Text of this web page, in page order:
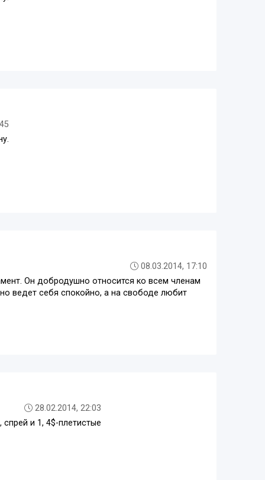
08.03.2014, 17:10
Он добродушно относится ко всем членам
ведет себя спокойно, а на свободе любит
28.02.2014, 22:03
и 1, 4$-плетистые